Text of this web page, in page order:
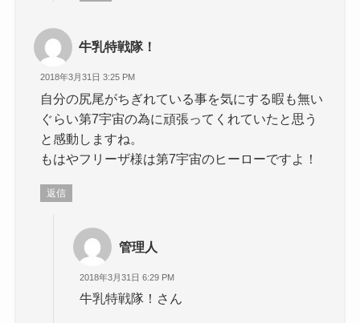
牛乳特戦隊！
2018年3月31日 3:25 PM
自分の尻尾がちぎれている事を気にする暇も無い
ぐらい第7宇宙の為に頑張ってくれていたと思う
と感動しますね。
もはやフリーザ様は第7宇宙のヒーローですよ！
返信
管理人
2018年3月31日 6:29 PM
牛乳特戦隊！さん